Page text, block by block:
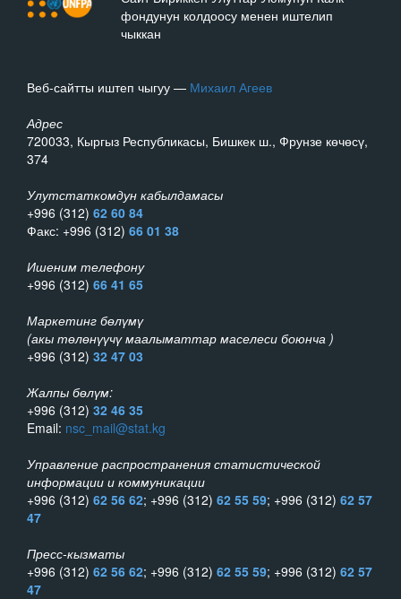
фондунун колдоосу менен иштелип
чыккан
Веб-сайтты иштеп чыгуу — Михаил Агеев
Адрес
720033, Кыргыз Республикасы, Бишкек ш., Фрунзе көчөсү,
374
Улутстаткомдун кабылдамасы
+996 (312) 62 60 84
Факс: +996 (312) 66 01 38
Ишеним телефону
+996 (312) 66 41 65
Маркетинг бөлүмү
(акы төлөнүүчү маалыматтар маселеси боюнча )
+996 (312) 32 47 03
Жалпы бөлүм:
+996 (312) 32 46 35
Email: nsc_mail@stat.kg
Управление распространения статистической
информации и коммуникации
+996 (312) 62 56 62; +996 (312) 62 55 59; +996 (312) 62 57
47
Пресс-кызматы
+996 (312) 62 56 62; +996 (312) 62 55 59; +996 (312) 62 57
47